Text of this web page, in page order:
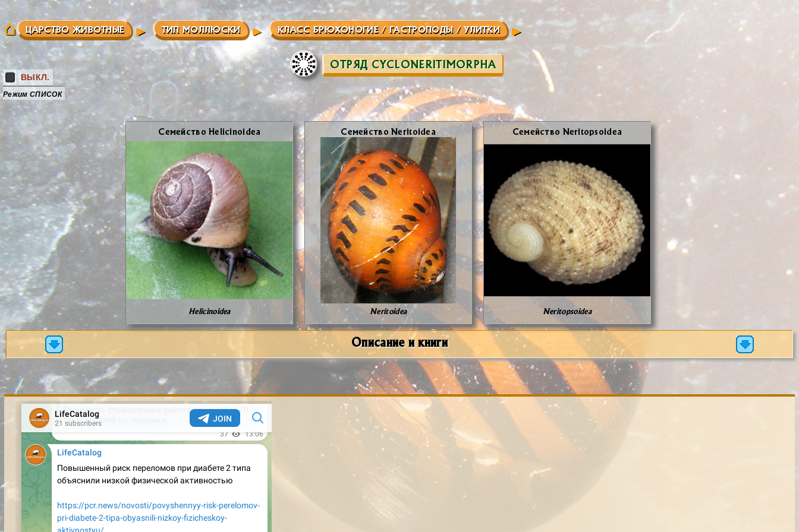
ЦАРСТВО ЖИВОТНЫЕ ТИП МОЛЛЮСКИ КЛАСС БРЮХОНОГИЕ / ГАСТРОПОДЫ / УЛИТКИ
ОТРЯД CYCLONERITIMORPHA
ВЫКЛ.
Режим СПИСОК
Се­мей­ство Helicinoidea
Helicinoidea
Се­мей­ство Neritoidea
Neritoidea
Се­мей­ство Neritopsoidea
Neritopsoidea
Описание и книги